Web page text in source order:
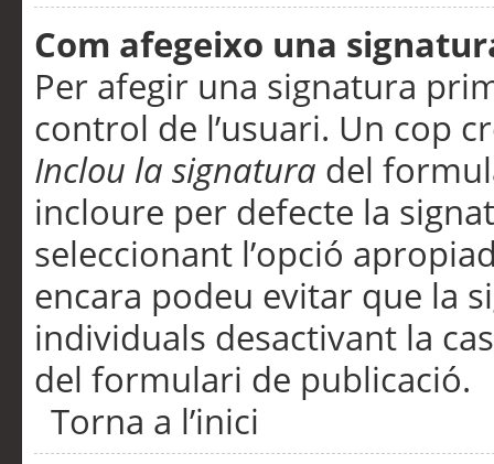
Com afegeixo una
Per afegir una signatura
control de l’usuari. Un cop
Inclou la signatura del
incloure per defecte la
seleccionant l’opció
encara podeu evitar que la
individuals desactivant la
del formulari de publicació.
Torna a l’inici